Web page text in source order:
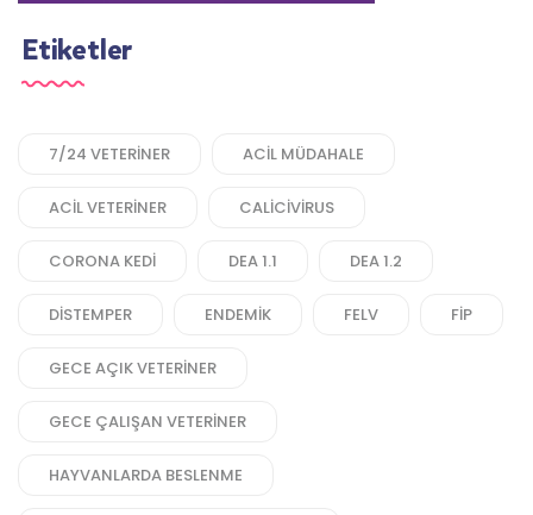
Etiketler
7/24 VETERINER ACIL MÜDAHALE
ACIL VETERINER CALICIVIRUS
CORONA KEDI DEA 1.1 DEA 1.2
DISTEMPER ENDEMIK FELV FIP
GECE AÇIK VETERINER
GECE ÇALIŞAN VETERINER
HAYVANLARDA BESLENME